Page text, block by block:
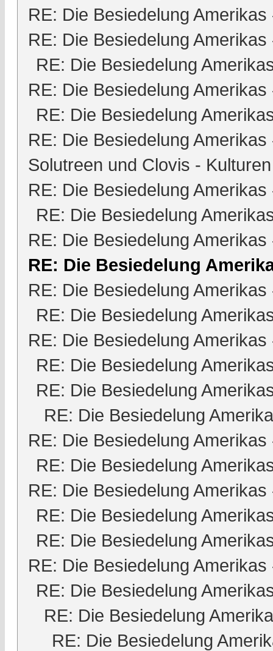
RE: Die Besiedelung Amerikas
RE: Die Besiedelung Amerikas
RE: Die Besiedelung
RE: Die Besiedelung Amerikas
RE: Die Besiedelung
RE: Die Besiedelung Amerikas
Solutreen und Clovis -
RE: Die Besiedelung Amerikas
RE: Die Besiedelung
RE: Die Besiedelung Amerikas
RE: Die Besiedelung
RE: Die Besiedelung Amerikas
RE: Die Besiedelung
RE: Die Besiedelung Amerikas
RE: Die Besiedelung
RE: Die Besiedelung
RE: Die Besiedelung
RE: Die Besiedelung Amerikas
RE: Die Besiedelung
RE: Die Besiedelung Amerikas
RE: Die Besiedelung
RE: Die Besiedelung
RE: Die Besiedelung Amerikas
RE: Die Besiedelung
RE: Die Besiedelung
RE: Die Besiedelung